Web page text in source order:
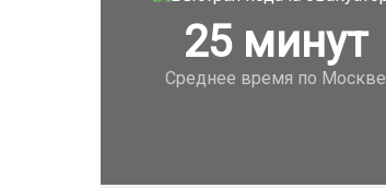
25минут
Среднее время по Москве